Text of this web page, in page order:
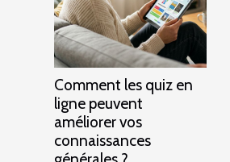
Comment les quiz en
ligne peuvent
améliorer vos
connaissances